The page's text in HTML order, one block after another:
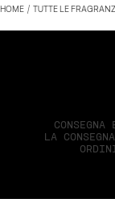
HOME TUTTE LE
LA